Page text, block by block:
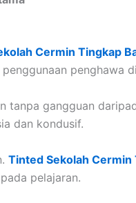
Cermin Tingkap
penghawa
tanpa gangguan
dan kondusif.
Tinted Sekolah Cermin
pelajaran.